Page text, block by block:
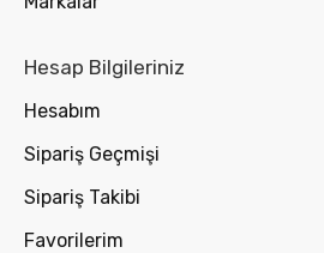
Hesap Bilgileriniz
Hesabım
Sipariş Geçmişi
Sipariş Takibi
Favorilerim